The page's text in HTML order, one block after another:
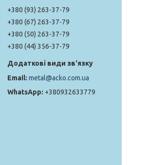
+380 (93) 263-37-79
+380 (67) 263-37-79
+380 (50) 263-37-79
+380 (44) 356-37-79
metal@acko.com.ua
+380932633779